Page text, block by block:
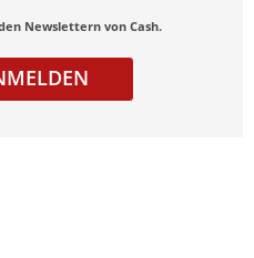
Newslettern von Cash.